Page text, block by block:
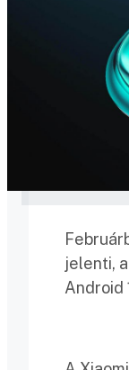
jelenti,
Android